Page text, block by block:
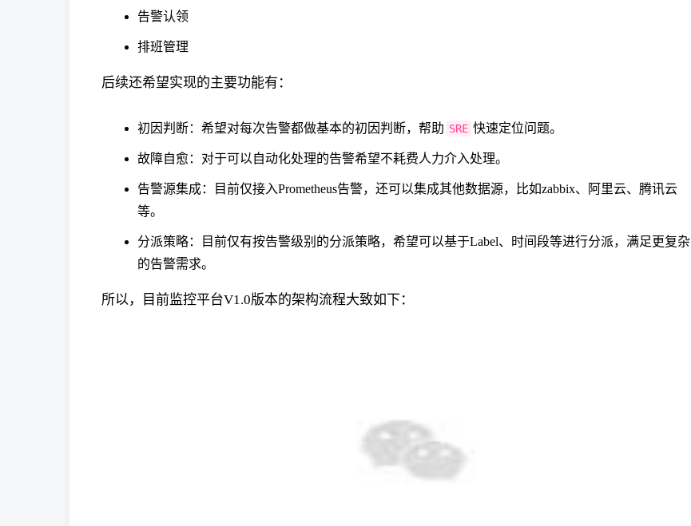
告警认领
排班管理
后续还希望实现的主要功能有：
初因判断：希望对每次告警都做基本的初因判断，帮助 SRE 快速定位问题。
故障自愈：对于可以自动化处理的告警希望不耗费人力介入处理。
告警源集成：目前仅接入Prometheus告警，还可以集成其他数据源，比如zabbix、阿里云、腾讯云
等。
分派策略：目前仅有按告警级别的分派策略，希望可以基于Label、时间段等进行分派，满足更复杂
的告警需求。
所以，目前监控平台V1.0版本的架构流程大致如下：